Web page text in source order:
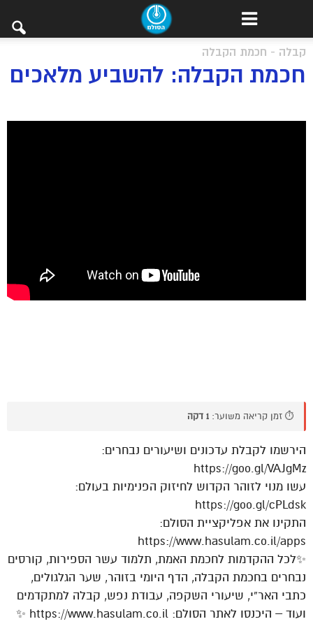
קבלה - חכמת הקבלה
חכמת הקבלה: להשביע מלאכים
⏱️ זמן קריאה משוער: 1 דקה
הירשמו לקבלת עדכונים ושיעורים נבחרים:
https://goo.gl/VAJgMz
עשו מנוי לזוהר הקדוש לחיזוק הפנימיות בעולם:
https://goo.gl/cPLdsk
התקינו את אפליקציית הסולם:
https://www.hasulam.co.il/apps
✨לכל ההקדמות לחכמת האמת, תלמוד עשר הספירות, קורסים
נבחרים בחכמת הקבלה, הדף היומי בזוהר, שער הגלגולים,
כתבי האר”י, שיעורי השקפה, עבודת נפש, קבלה למתקדמים
ועוד – היכנסו לאתר הסולם: https://www.hasulam.co.il ✨